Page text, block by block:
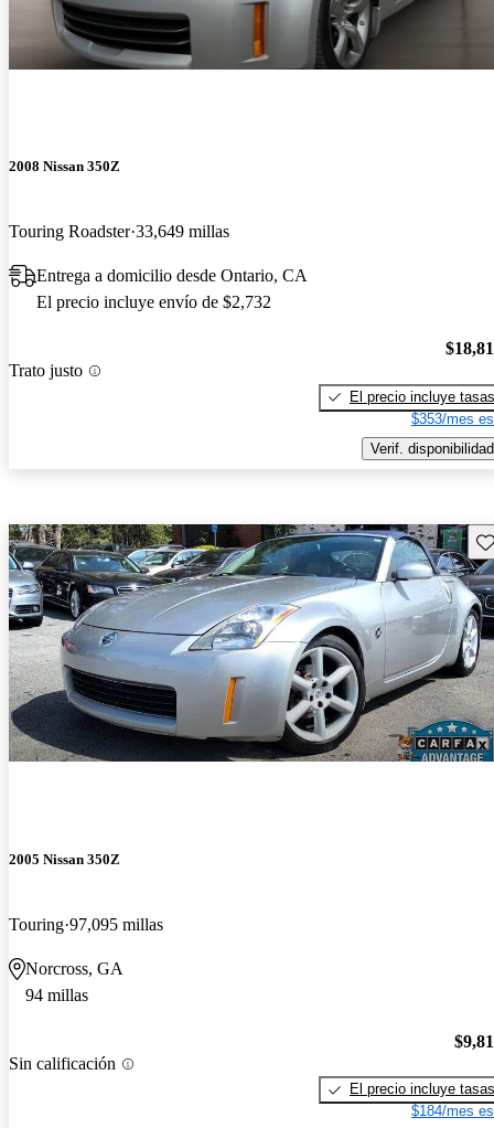
2008 Nissan 350Z
Touring Roadster 33,649 millas
Entrega a domicilio desde Ontario, CA
El precio incluye envío de $2,732
Trato justo
El precio incluye tasas
$353/mes
Verif. disponibilidad
2005 Nissan 350Z
Touring 97,095 millas
Norcross, GA
94 millas
Sin calificación
El precio incluye tasas
$184/mes